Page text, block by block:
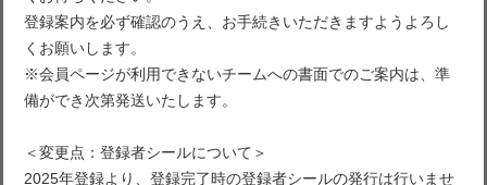
登録案内を必ず確認のうえ、お手続きいただきますようよろし
くお願いします。
※会員ページが利用できないチームへの書面でのご案内は、準
備ができ次第発送いたします。
＜変更点：登録者シールについて＞
2025年登録より、登録完了時の登録者シールの発行は行いませ